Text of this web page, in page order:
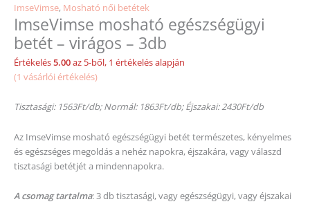
ImseVimse, Mosható női betétek
ImseVimse mosható egészségügyi
betét – virágos – 3db
Értékelés5.00az 5-ből, 1 értékelés alapján
(1 vásárlói értékelés)
Tisztasági: 1563Ft/db; Normál: 1863Ft/db; Éjszakai: 2430Ft/db
Az ImseVimse mosható egészségügyi betét természetes, kényelmes
és egészséges megoldás a nehéz napokra, éjszakára, vagy válaszd
tisztasági betétjét a mindennapokra.
A csomag tartalma: 3 db tisztasági, vagy egészségügyi, vagy éjszakai